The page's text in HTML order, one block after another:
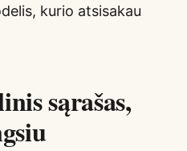
kurio atsisakau
sąrašas,